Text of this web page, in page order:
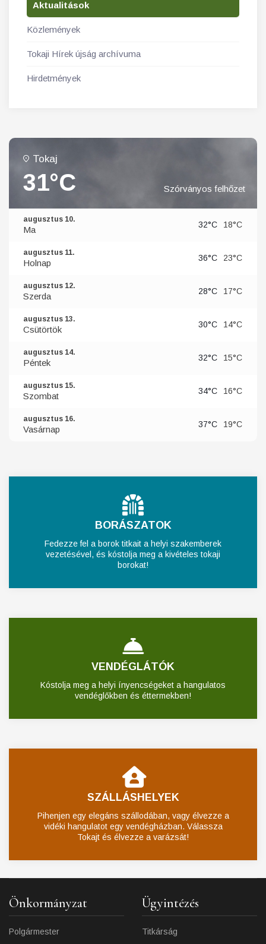
Aktualitások
Közlemények
Tokaji Hírek újság archívuma
Hirdetmények
Tokaj
31°C Szórványos felhőzet
augusztus 10.
Ma 32°C 18°C
augusztus 11.
Holnap 36°C 23°C
augusztus 12.
Szerda 28°C 17°C
augusztus 13.
Csütörtök 30°C 14°C
augusztus 14.
Péntek 32°C 15°C
augusztus 15.
Szombat 34°C 16°C
augusztus 16.
Vasárnap 37°C 19°C
BORÁSZATOK
Fedezze fel a borok titkait a helyi szakemberek
vezetésével, és kóstolja meg a kivételes tokaji
borokat!
VENDÉGLÁTÓK
Kóstolja meg a helyi ínyencségeket a hangulatos
vendéglőkben és éttermekben!
SZÁLLÁSHELYEK
Pihenjen egy elegáns szállodában, vagy élvezze a
vidéki hangulatot egy vendégházban. Válassza
Tokajt és élvezze a varázsát!
Önkormányzat
Polgármester
Ügyintézés
Titkárság